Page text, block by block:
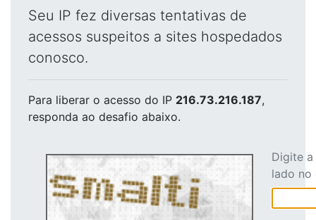
Seu IP fez diversas tentativas de
acessos suspeitos a sites hospedados
conosco.
Para liberar o acesso do IP 216.73.216.187,
responda ao desafio abaixo.
Digite
lado no